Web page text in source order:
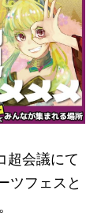
超会議にて
ツフェスと